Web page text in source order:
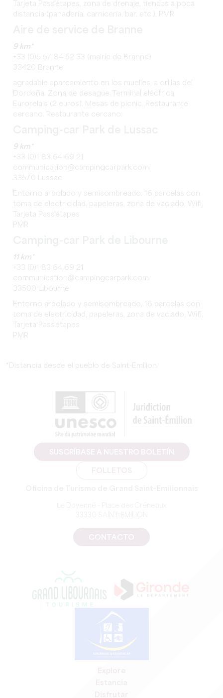
Tarjeta Pass'étapes, zona de drenaje, tiendas a poca
distancia (panadería, carnicería, bar, etc.), PMR
9 km*
+33 (0)5 57 84 52 33 (mairie de Branne)
33420 Branne
agradable aparcamiento en los muelles, a orillas del
Dordoña. Zona de desagüe. Terminal eléctrica
Eurorelais (2 euros). Mesas de picnic. Restaurante
cercano. Restaurante cercano.
9 km*
+33 (0)1 83 64 69 21
communication@campingcarpark.com
33570 Lussac
Entorno arbolado y semisombreado, 16 parcelas con
toma de electricidad, papeleras, zona de vaciado, Wifi,
Tarjeta Pass'étapes
PMR
11 km*
+33 (0)1 83 64 69 21
communication@campingcarpark.com
33500 Libourne
Entorno arbolado y semisombreado, 16 parcelas con
toma de electricidad, papeleras, zona de vaciado, Wifi,
Tarjeta Pass'étapes
PMR
*Distancia desde el pueblo de Saint-Emilion